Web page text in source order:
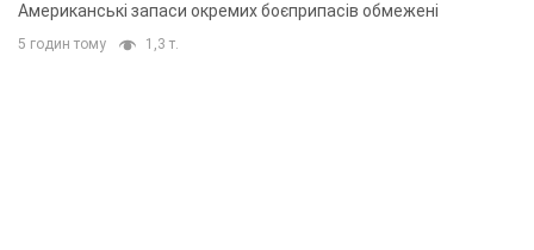
Американські запаси окремих боєприпасів обмежені
5 годин тому 1,3 т.